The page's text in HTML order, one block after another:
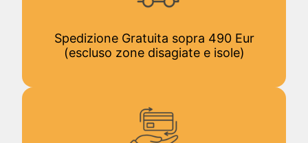
Spedizione Gratuita sopra 490 Eur
(escluso zone disagiate e isole)